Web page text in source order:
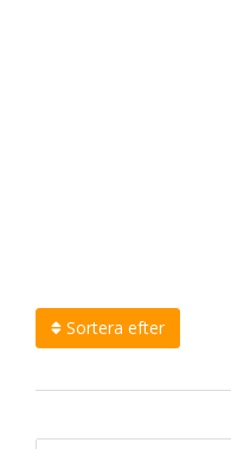
Sortera efter